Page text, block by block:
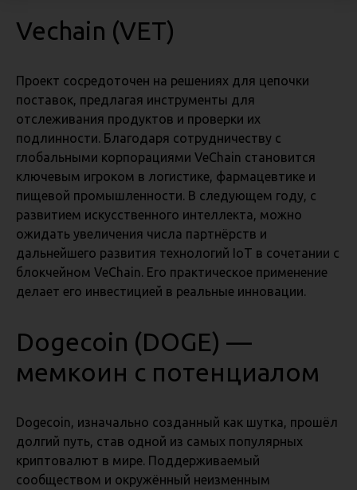
Vechain (VET)
Проект сосредоточен на решениях для цепочки
поставок, предлагая инструменты для
отслеживания продуктов и проверки их
подлинности. Благодаря сотрудничеству с
глобальными корпорациями VeChain становится
ключевым игроком в логистике, фармацевтике и
пищевой промышленности. В следующем году, с
развитием искусственного интеллекта, можно
ожидать увеличения числа партнёрств и
дальнейшего развития технологий IoT в сочетании с
блокчейном VeChain. Его практическое применение
делает его инвестицией в реальные инновации.
Dogecoin (DOGE) —
мемкоин с потенциалом
Dogecoin, изначально созданный как шутка, прошёл
долгий путь, став одной из самых популярных
криптовалют в мире. Поддерживаемый
сообществом и окружённый неизменным